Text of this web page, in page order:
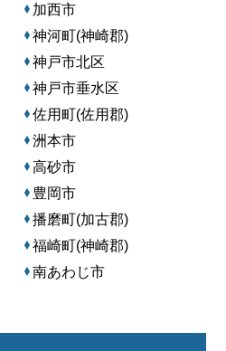
加西市
神河町(神崎郡)
神戸市北区
神戸市垂水区
佐用町(佐用郡)
洲本市
高砂市
豊岡市
播磨町(加古郡)
福崎町(神崎郡)
南あわじ市